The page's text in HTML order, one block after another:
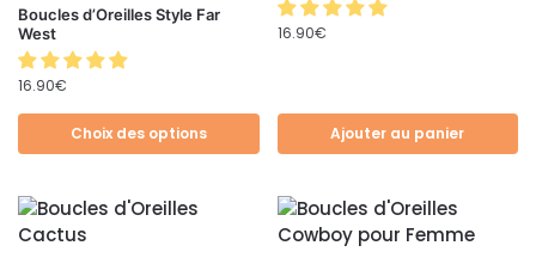
Boucles d’Oreilles Style Far
West
16.90€
Choix des options
16.90€
Ajouter au panier